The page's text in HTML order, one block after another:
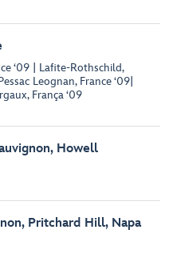
‘09 | Lafite-Rothschild,
Leognan, France ‘09|
França ‘09
Howell
Pritchard Hill, Napa